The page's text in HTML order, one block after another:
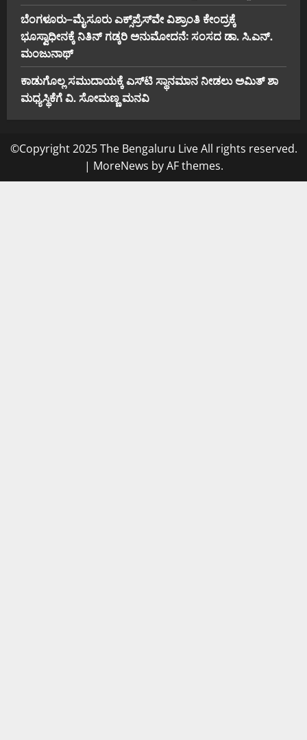
ಬೆಂಗಳೂರು–ಮೈಸೂರು ಎಕ್ಸ್‌ಪ್ರೆಸ್‌ವೇ ವಿಶ್ರಾಂತಿ ಕೇಂದ್ರಕ್ಕೆ
ಭೂಸ್ವಾಧೀನಕ್ಕೆ ನಿತಿನ್ ಗಡ್ಕರಿ ಅನುಮೋದನೆ: ಸಂಸದ ಡಾ. ಸಿ.ಎನ್.
ಮಂಜುನಾಥ್
ಕಾಡುಗೊಲ್ಲ ಸಮುದಾಯಕ್ಕೆ ಎಸ್‌ಟಿ ಸ್ಥಾನಮಾನ ನೀಡಲು ಅಮಿತ್ ಶಾ
ಮಧ್ಯಸ್ಥಿಕೆಗೆ ವಿ. ಸೋಮಣ್ಣ ಮನವಿ
©Copyright 2025 The Bengaluru Live All rights reserved.
| MoreNews by AF themes.